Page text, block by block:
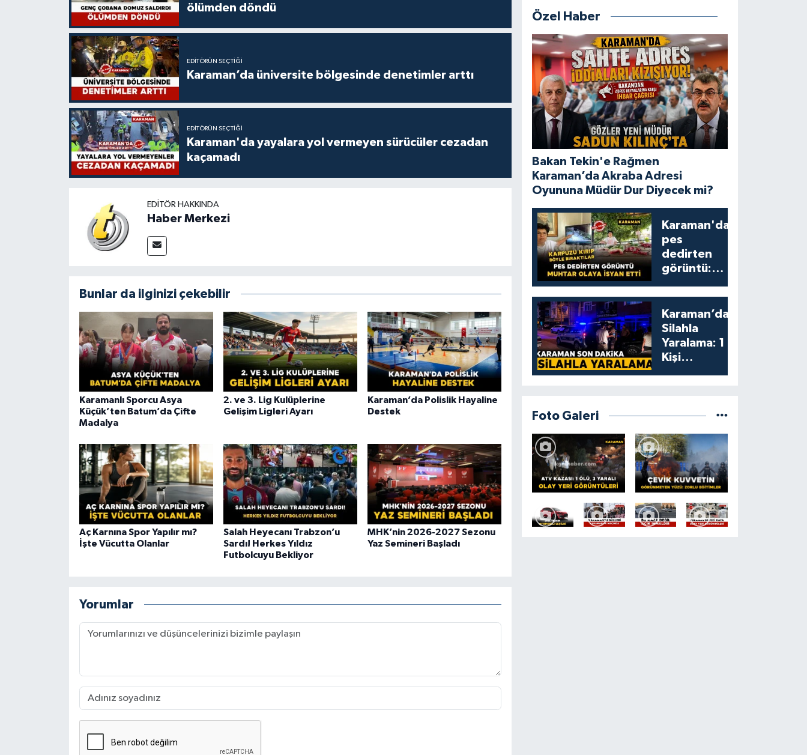
ölümden döndü
EDITÖRÜN SEÇTIĞI
Karaman’da üniversite bölgesinde denetimler arttı
EDITÖRÜN SEÇTIĞI
Karaman'da yayalara yol vermeyen sürücüler cezadan
kaçamadı
EDITÖR HAKKINDA
Haber Merkezi
Bunlar da ilginizi çekebilir
Karamanlı Sporcu Asya
Küçük’ten Batum’da Çifte
Madalya
2. ve 3. Lig Kulüplerine
Gelişim Ligleri Ayarı
Karaman’da Polislik Hayaline
Destek
Aç Karnına Spor Yapılır mı?
İşte Vücutta Olanlar
Salah Heyecanı Trabzon’u
Sardı! Herkes Yıldız
Futbolcuyu Bekliyor
MHK’nin 2026-2027 Sezonu
Yaz Semineri Başladı
Yorumlar
Özel Haber
Bakan Tekin'e Rağmen
Karaman’da Akraba Adresi
Oyununa Müdür Dur Diyecek mi?
Karaman'da
pes
dedirten
görüntü:
yumruklayıp
yediler,
artıklarını
kamelyada
bıraktılar
Karaman’da
Silahla
Yaralama: 1
Kişi
Foto Galeri